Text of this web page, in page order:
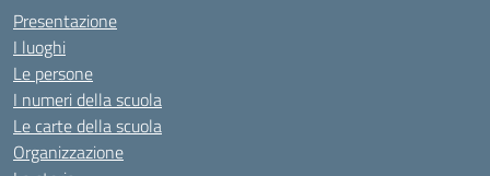
Presentazione
I luoghi
Le persone
I numeri della scuola
Le carte della scuola
Organizzazione